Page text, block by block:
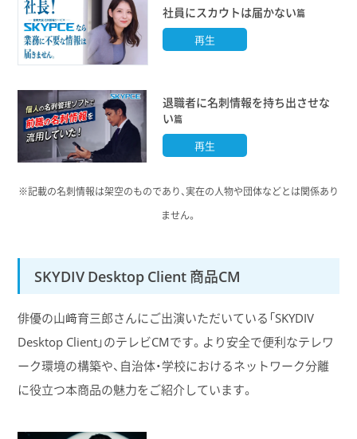
社員にスカウトは届かない篇
再生
退職者に名刺情報を持ち出させな
い篇
再生
※記載の名刺情報は架空のものであり、実在の人物や団体などとは関係あり
ません。
SKYDIV Desktop Client 商品CM
俳優の山﨑育三郎さんにご出演いただいている「SKYDIV
Desktop Client」のテレビCMです。より安全で便利なテレワ
ーク環境の構築や、自治体・学校におけるネットワーク分離
に役立つ本商品の魅力をご紹介しています。